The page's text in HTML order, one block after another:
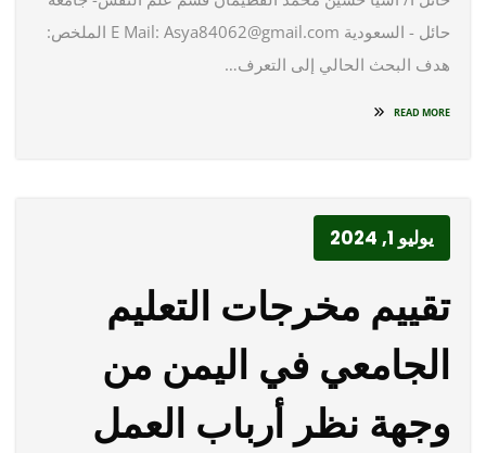
حائل - السعودية E Mail: Asya84062@gmail.com الملخص:
هدف البحث الحالي إلى التعرف…
READ MORE
يوليو 1, 2024
تقييم مخرجات التعليم
الجامعي في اليمن من
وجهة نظر أرباب العمل